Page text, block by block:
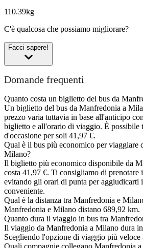
110.39kg
C'è qualcosa che possiamo migliorare?
Facci sapere!
Domande frequenti
Quanto costa un biglietto del bus da
Un biglietto del bus da Manfredonia a
prezzo varia tuttavia in base all'anticipo
biglietto e all'orario di viaggio. È possibile
d'occasione per soli 41,97 €.
Qual è il bus più economico per viaggiare
Milano?
Il biglietto più economico disponibile da
costa 41,97 €. Ti consigliamo di prenotare
evitando gli orari di punta per aggiudicarti
conveniente.
Qual è la distanza tra Manfredonia e
Manfredonia e Milano distano 689,92 km.
Quanto dura il viaggio in bus tra
Il viaggio da Manfredonia a Milano dura
Scegliendo l'opzione di viaggio più
Quali compagnie collegano Manfredonia